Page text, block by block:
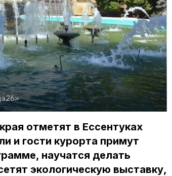
отметят в Ессентуках
и гости курорта примут
научатся делать
экологическую выставку,